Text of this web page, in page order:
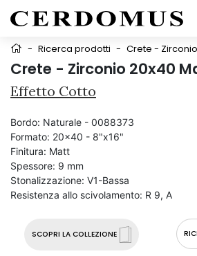
- Ricerca prodotti - Crete -
Crete - Zirconio 20x40
Effetto Cotto
SCOPRI LA COLLEZIONE
Bordo: Naturale - 0088373
Formato: 20x40 - 8"x16"
Finitura: Matt
Spessore: 9 mm
Stonalizzazione: V1-Bassa
Resistenza allo scivolamento: R 9, A